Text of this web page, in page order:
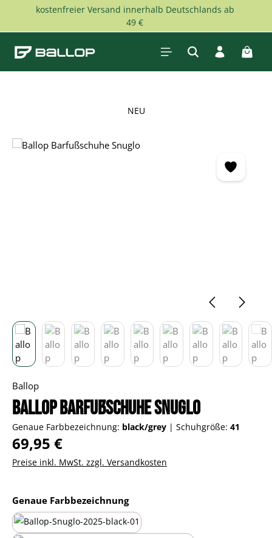
Zum Hauptinhalt springen
kostenfreier Versand innerhalb Deutschlands ab
49 €
NEU
Bildergalerie überspringen
Ballop
Ballop Barfußschuhe Snuglo
Genaue Farbbezeichnung: black/grey | Schuhgröße: 41
Regulärer Preis:
69,95 €
Preise inkl. MwSt. zzgl. Versandkosten
Genaue Farbbezeichnungauswählen